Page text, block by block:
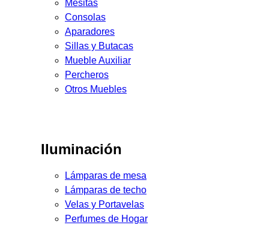
Mesitas
Consolas
Aparadores
Sillas y Butacas
Mueble Auxiliar
Percheros
Otros Muebles
Iluminación
Lámparas de mesa
Lámparas de techo
Velas y Portavelas
Perfumes de Hogar